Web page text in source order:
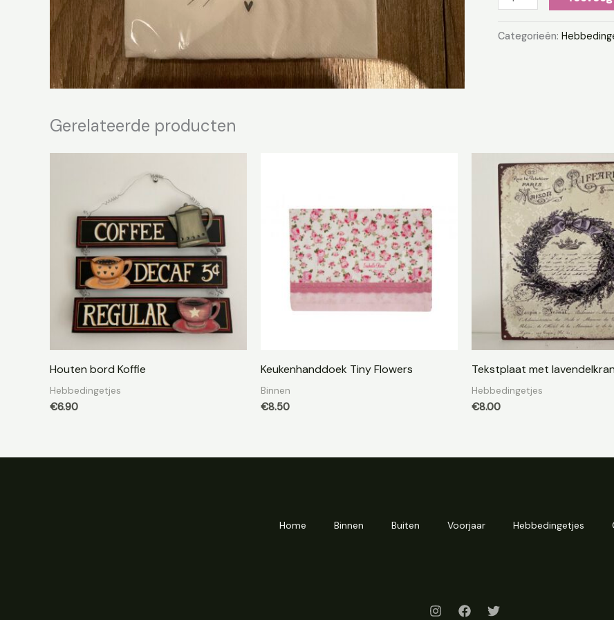
Categorieën:
Gerelateerde producten
Houten bord Koffie
Hebbedingetjes
€6.90
Keukenhanddoek Tiny Flowers
Binnen
€8.50
Tekstplaat met
Hebbedingetjes
€8.00
Home Binnen Buiten Voorjaar Hebbedingetjes